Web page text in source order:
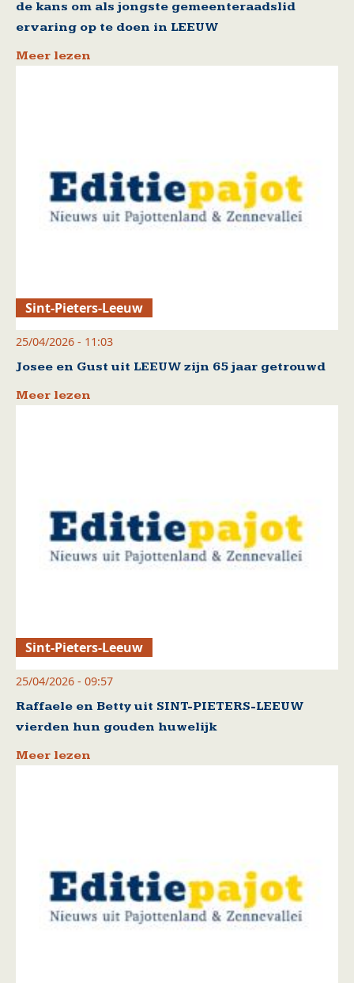
de kans om als jongste gemeenteraadslid
ervaring op te doen in LEEUW
Meer lezen
Sint-Pieters-Leeuw
25/04/2026 - 11:03
Josee en Gust uit LEEUW zijn 65 jaar getrouwd
Meer lezen
Sint-Pieters-Leeuw
25/04/2026 - 09:57
Raffaele en Betty uit SINT-PIETERS-LEEUW
vierden hun gouden huwelijk
Meer lezen